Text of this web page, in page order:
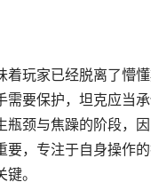
着玩家已经脱离了懵
需要保护，坦克应当
瓶颈与焦躁的阶段，
要，专注于自身操作
。